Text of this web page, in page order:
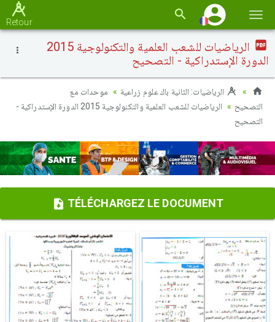
la
Retour
الرياضيات للشعب العلمية والتكنولوجية 2015
الدورة الإستدراكية - التصحيح
الرياضيات: الثانية باك علوم زراعية
موحدات مع
التصحيح
الرياضيات للشعب العلمية والتكنولوجية 2015 الدورة الإستدراكية -
التصحيح
TÉLÉCHARGEZ LE DOCUMENT